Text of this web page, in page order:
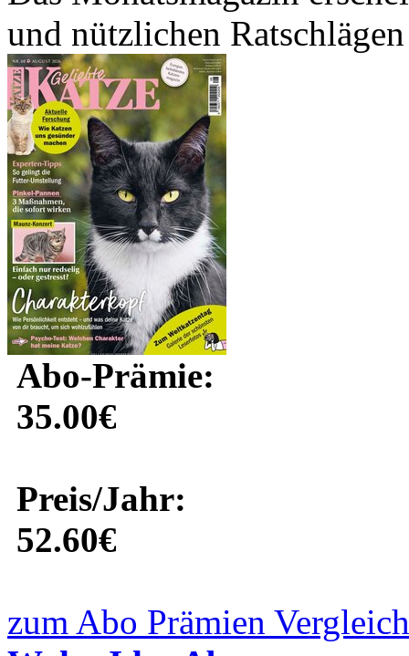
und nützlichen
Abo-Prämie:
35.00€
Preis/Jahr:
52.60€
zum Abo Prämien